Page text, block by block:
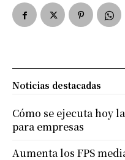
Noticias destacadas
Cómo se ejecuta hoy
para empresas
Aumenta los FPS